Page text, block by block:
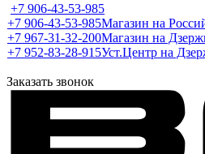
+7 906-43-53-985
+7 906-43-53-985Магазин на
+7 967-31-32-200Магазин на
+7 952-83-28-915Уст.Центр на
Заказать звонок